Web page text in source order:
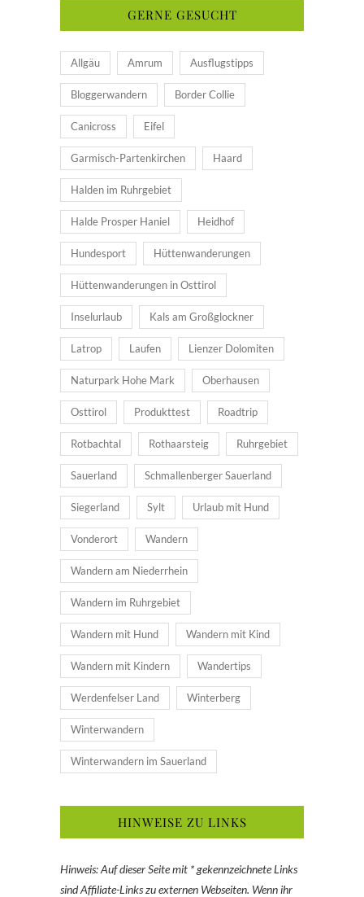
GERNE GESUCHT
Allgäu Amrum Ausflugstipps
Bloggerwandern Border Collie
Canicross Eifel
Garmisch-Partenkirchen Haard
Halden im Ruhrgebiet
Halde Prosper Haniel Heidhof
Hundesport Hüttenwanderungen
Hüttenwanderungen in Osttirol
Inselurlaub Kals am Großglockner
Latrop Laufen Lienzer Dolomiten
Naturpark Hohe Mark Oberhausen
Osttirol Produkttest Roadtrip
Rotbachtal Rothaarsteig Ruhrgebiet
Sauerland Schmallenberger Sauerland
Siegerland Sylt Urlaub mit Hund
Vonderort Wandern
Wandern am Niederrhein
Wandern im Ruhrgebiet
Wandern mit Hund Wandern mit Kind
Wandern mit Kindern Wandertips
Werdenfelser Land Winterberg
Winterwandern
Winterwandern im Sauerland
HINWEISE ZU LINKS
Hinweis: Auf dieser Seite mit * gekennzeichnete Links
sind Affiliate-Links zu externen Webseiten. Wenn ihr